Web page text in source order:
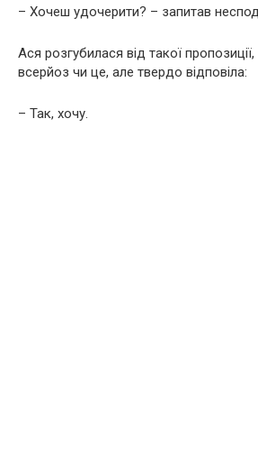
– Хочеш удочерити? – запитав
Ася розгубилася від такої
всерйоз чи це, але твердо відповіла:
– Так, хочу.